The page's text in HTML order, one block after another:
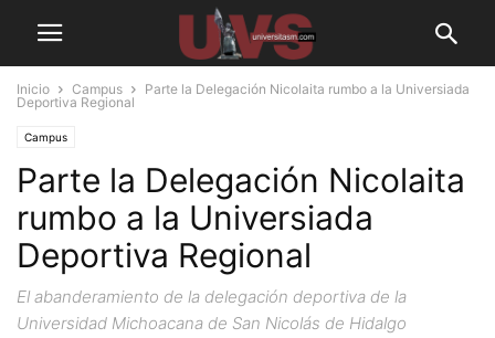
Inicio Campus
Parte la Delegación Nicolaita rumbo a la Universiada
Deportiva Regional
Campus
Parte la Delegación Nicolaita
rumbo a la Universiada
Deportiva Regional
El abanderamiento de la delegación deportiva de la
Universidad Michoacana de San Nicolás de Hidalgo